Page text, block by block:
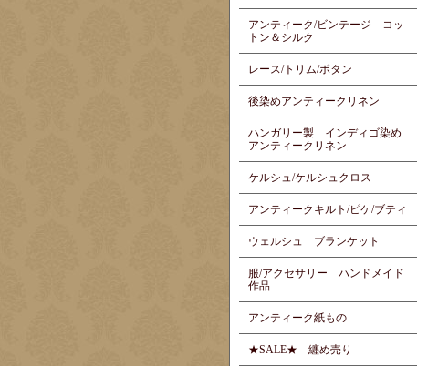
アンティーク/ビンテージ コッ
トン＆シルク
レース/トリム/ボタン
後染めアンティークリネン
ハンガリー製 インディゴ染め
アンティークリネン
ケルシュ/ケルシュクロス
アンティークキルト/ピケ/ブティ
ウェルシュ ブランケット
服/アクセサリー ハンドメイド
作品
アンティーク紙もの
★SALE★ 纏め売り